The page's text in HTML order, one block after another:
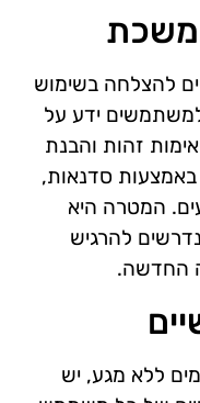
להצלחה בשימוש
ידע על
זהות והבנת
באמצעות סדנאות,
המטרה היא
להרגיש
החדשה.
ללא מגע, יש